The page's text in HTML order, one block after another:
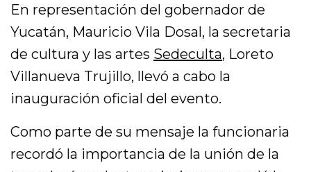
En representación del gobernador de
Yucatán, Mauricio Vila Dosal, la secretaria
de cultura y las artes Sedeculta, Loreto
Villanueva Trujillo, llevó a cabo la
inauguración oficial del evento.
Como parte de su mensaje la funcionaria
recordó la importancia de la unión de la